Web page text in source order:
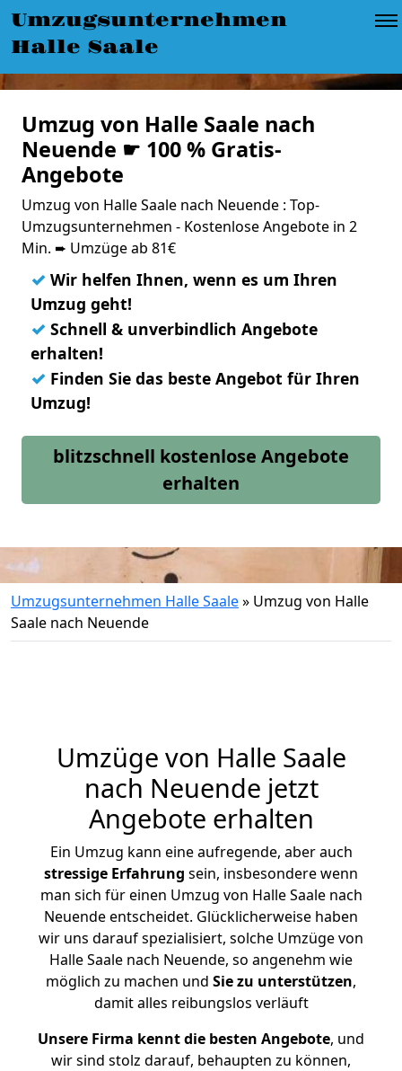
Umzugsunternehmen
Halle Saale
Umzug von Halle Saale nach
Neuende ☛ 100 % Gratis-
Angebote
Umzug von Halle Saale nach Neuende : Top-
Umzugsunternehmen - Kostenlose Angebote in 2
Min. ➨ Umzüge ab 81€
✓ Wir helfen Ihnen, wenn es um Ihren
Umzug geht!
✓ Schnell & unverbindlich Angebote
erhalten!
✓ Finden Sie das beste Angebot für Ihren
Umzug!
blitzschnell kostenlose Angebote
erhalten
Umzugsunternehmen Halle Saale» Umzug von Halle
Saale nach Neuende
Umzüge von Halle Saale
nach Neuende jetzt
Angebote erhalten
Ein Umzug kann eine aufregende, aber auch
stressige Erfahrung sein, insbesondere wenn
man sich für einen Umzug von Halle Saale nach
Neuende entscheidet. Glücklicherweise haben
wir uns darauf spezialisiert, solche Umzüge von
Halle Saale nach Neuende, so angenehm wie
möglich zu machen und Sie zu unterstützen,
damit alles reibungslos verläuft
Unsere Firma kennt die besten Angebote, und
wir sind stolz darauf, behaupten zu können,